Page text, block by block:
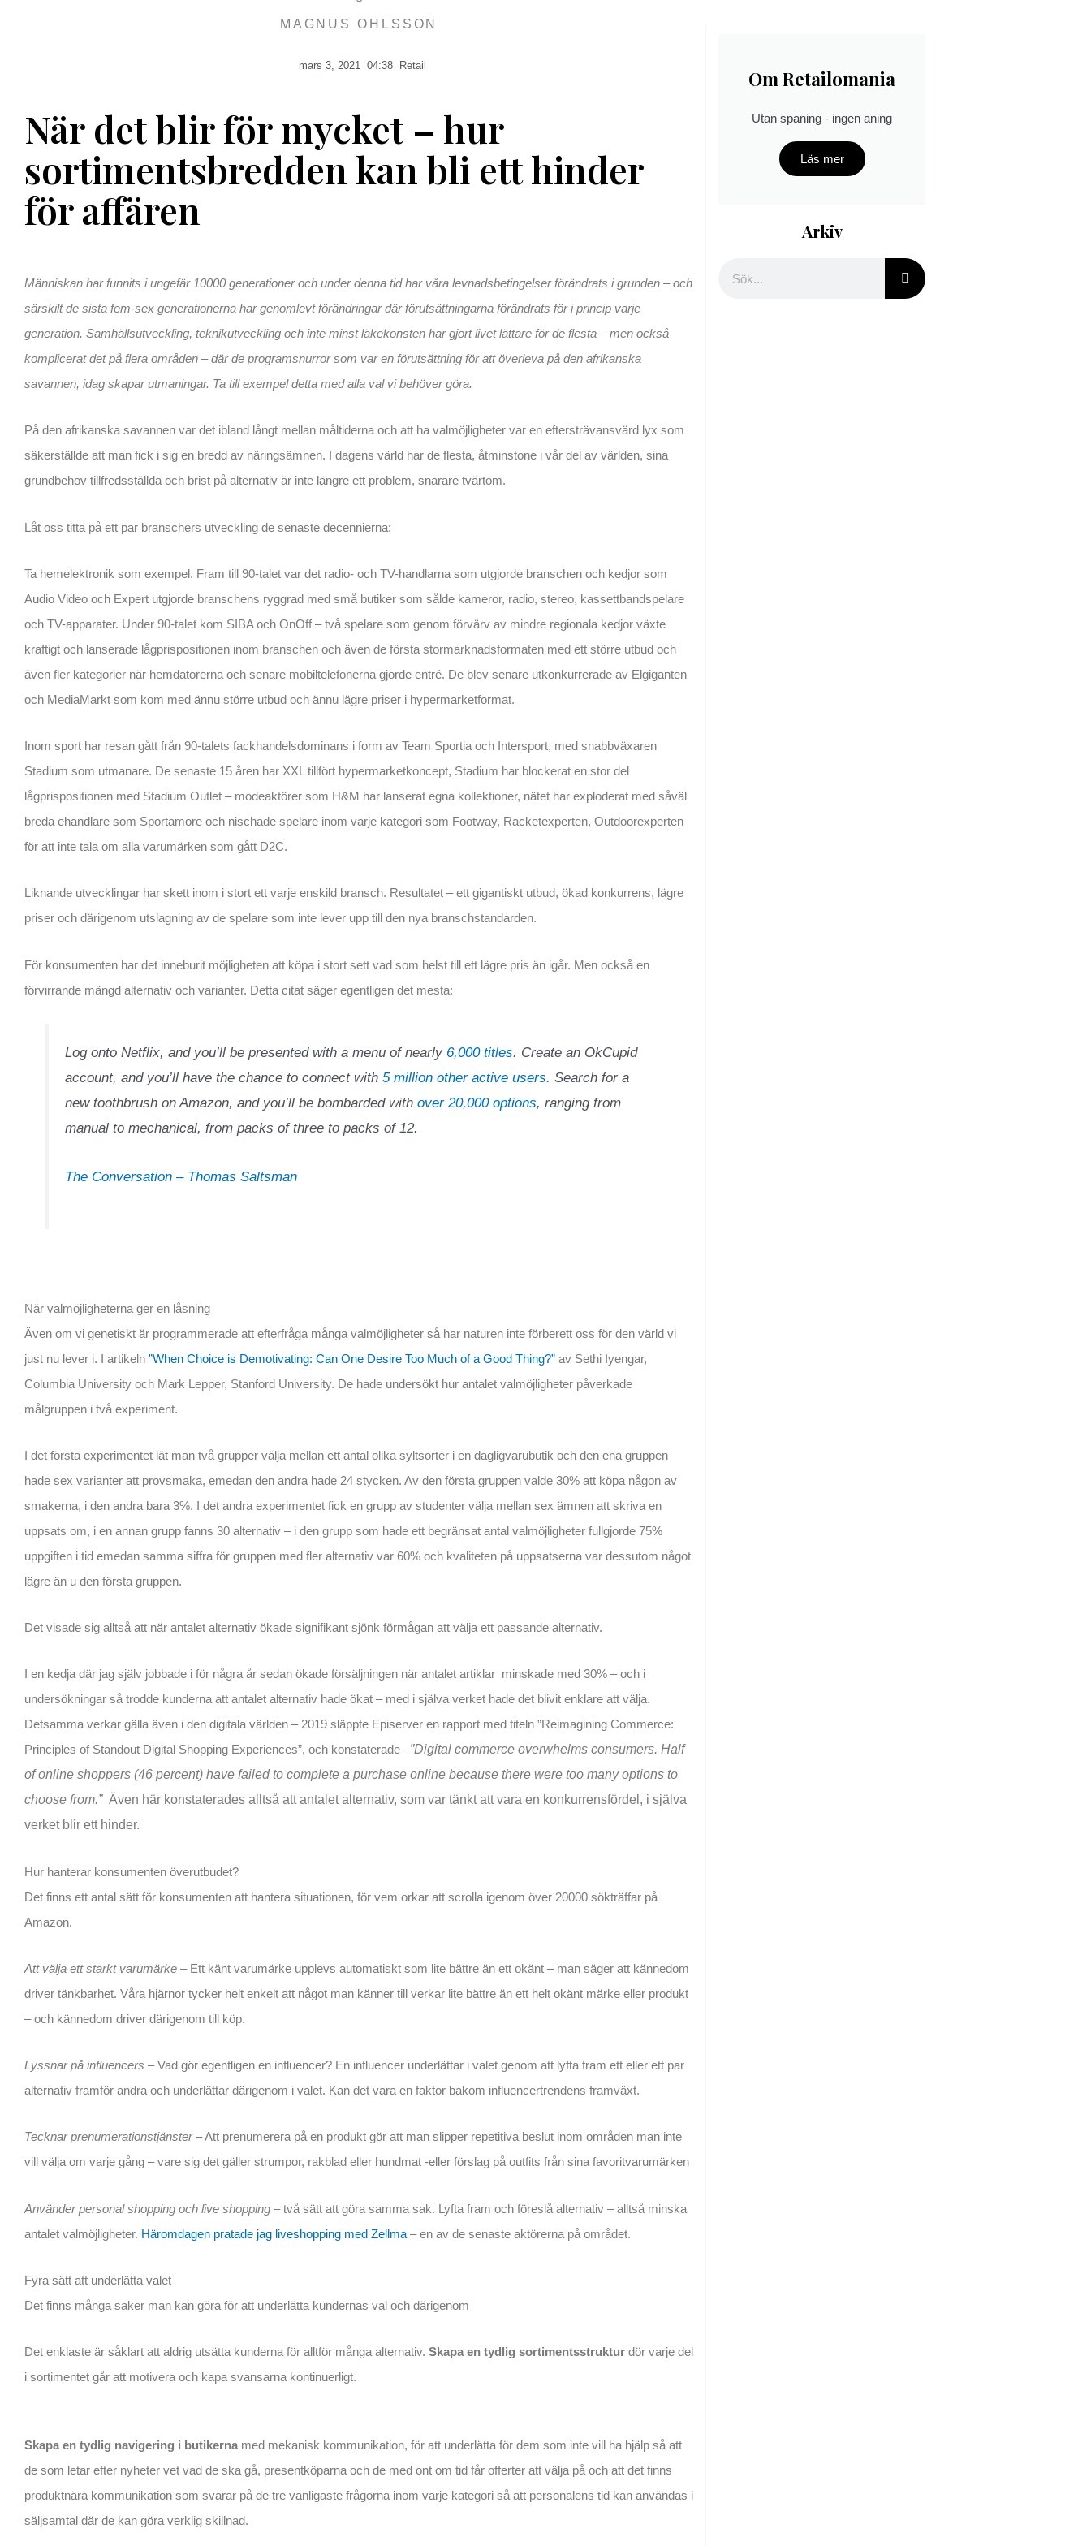
MAGNUS OHLSSON
mars 3, 2021 04:38 Retail
När det blir för mycket – hur
sortimentsbredden kan bli ett hinder
för affären
Människan har funnits i ungefär 10000 generationer och under denna tid har våra levnadsbetingelser förändrats i grunden – och
särskilt de sista fem-sex generationerna har genomlevt förändringar där förutsättningarna förändrats för i princip varje
generation. Samhällsutveckling, teknikutveckling och inte minst läkekonsten har gjort livet lättare för de flesta – men också
komplicerat det på flera områden – där de programsnurror som var en förutsättning för att överleva på den afrikanska
savannen, idag skapar utmaningar. Ta till exempel detta med alla val vi behöver göra.
På den afrikanska savannen var det ibland långt mellan måltiderna och att ha valmöjligheter var en eftersträvansvärd lyx som
säkerställde att man fick i sig en bredd av näringsämnen. I dagens värld har de flesta, åtminstone i vår del av världen, sina
grundbehov tillfredsställda och brist på alternativ är inte längre ett problem, snarare tvärtom.
Låt oss titta på ett par branschers utveckling de senaste decennierna:
Ta hemelektronik som exempel. Fram till 90-talet var det radio- och TV-handlarna som utgjorde branschen och kedjor som
Audio Video och Expert utgjorde branschens ryggrad med små butiker som sålde kameror, radio, stereo, kassettbandspelare
och TV-apparater. Under 90-talet kom SIBA och OnOff – två spelare som genom förvärv av mindre regionala kedjor växte
kraftigt och lanserade lågprispositionen inom branschen och även de första stormarknadsformaten med ett större utbud och
även fler kategorier när hemdatorerna och senare mobiltelefonerna gjorde entré. De blev senare utkonkurrerade av Elgiganten
och MediaMarkt som kom med ännu större utbud och ännu lägre priser i hypermarketformat.
Inom sport har resan gått från 90-talets fackhandelsdominans i form av Team Sportia och Intersport, med snabbväxaren
Stadium som utmanare. De senaste 15 åren har XXL tillfört hypermarketkoncept, Stadium har blockerat en stor del
lågprispositionen med Stadium Outlet – modeaktörer som H&M har lanserat egna kollektioner, nätet har exploderat med såväl
breda ehandlare som Sportamore och nischade spelare inom varje kategori som Footway, Racketexperten, Outdoorexperten
för att inte tala om alla varumärken som gått D2C.
Liknande utvecklingar har skett inom i stort ett varje enskild bransch. Resultatet – ett gigantiskt utbud, ökad konkurrens, lägre
priser och därigenom utslagning av de spelare som inte lever upp till den nya branschstandarden.
För konsumenten har det inneburit möjligheten att köpa i stort sett vad som helst till ett lägre pris än igår. Men också en
förvirrande mängd alternativ och varianter. Detta citat säger egentligen det mesta:
Log onto Netflix, and you’ll be presented with a menu of nearly 6,000 titles. Create an OkCupid
account, and you’ll have the chance to connect with 5 million other active users. Search for a
new toothbrush on Amazon, and you’ll be bombarded with over 20,000 options, ranging from
manual to mechanical, from packs of three to packs of 12.
The Conversation – Thomas Saltsman
När valmöjligheterna ger en låsning
Även om vi genetiskt är programmerade att efterfråga många valmöjligheter så har naturen inte förberett oss för den värld vi
just nu lever i. I artikeln ”When Choice is Demotivating: Can One Desire Too Much of a Good Thing?” av Sethi Iyengar,
Columbia University och Mark Lepper, Stanford University. De hade undersökt hur antalet valmöjligheter påverkade
målgruppen i två experiment.
I det första experimentet lät man två grupper välja mellan ett antal olika syltsorter i en dagligvarubutik och den ena gruppen
hade sex varianter att provsmaka, emedan den andra hade 24 stycken. Av den första gruppen valde 30% att köpa någon av
smakerna, i den andra bara 3%. I det andra experimentet fick en grupp av studenter välja mellan sex ämnen att skriva en
uppsats om, i en annan grupp fanns 30 alternativ – i den grupp som hade ett begränsat antal valmöjligheter fullgjorde 75%
uppgiften i tid emedan samma siffra för gruppen med fler alternativ var 60% och kvaliteten på uppsatserna var dessutom något
lägre än u den första gruppen.
Det visade sig alltså att när antalet alternativ ökade signifikant sjönk förmågan att välja ett passande alternativ.
I en kedja där jag själv jobbade i för några år sedan ökade försäljningen när antalet artiklar minskade med 30% – och i
undersökningar så trodde kunderna att antalet alternativ hade ökat – med i själva verket hade det blivit enklare att välja.
Detsamma verkar gälla även i den digitala världen – 2019 släppte Episerver en rapport med titeln ”Reimagining Commerce:
Principles of Standout Digital Shopping Experiences”, och konstaterade –”Digital commerce overwhelms consumers. Half
of online shoppers (46 percent) have failed to complete a purchase online because there were too many options to
choose from.” Även här konstaterades alltså att antalet alternativ, som var tänkt att vara en konkurrensfördel, i själva
verket blir ett hinder.
Hur hanterar konsumenten överutbudet?
Det finns ett antal sätt för konsumenten att hantera situationen, för vem orkar att scrolla igenom över 20000 sökträffar på
Amazon.
Att välja ett starkt varumärke – Ett känt varumärke upplevs automatiskt som lite bättre än ett okänt – man säger att kännedom
driver tänkbarhet. Våra hjärnor tycker helt enkelt att något man känner till verkar lite bättre än ett helt okänt märke eller produkt
– och kännedom driver därigenom till köp.
Lyssnar på influencers – Vad gör egentligen en influencer? En influencer underlättar i valet genom att lyfta fram ett eller ett par
alternativ framför andra och underlättar därigenom i valet. Kan det vara en faktor bakom influencertrendens framväxt.
Tecknar prenumerationstjänster– Att prenumerera på en produkt gör att man slipper repetitiva beslut inom områden man inte
vill välja om varje gång – vare sig det gäller strumpor, rakblad eller hundmat -eller förslag på outfits från sina favoritvarumärken
Använder personal shopping och live shopping – två sätt att göra samma sak. Lyfta fram och föreslå alternativ – alltså minska
antalet valmöjligheter. Häromdagen pratade jag liveshopping med Zellma – en av de senaste aktörerna på området.
Fyra sätt att underlätta valet
Det finns många saker man kan göra för att underlätta kundernas val och därigenom
Det enklaste är såklart att aldrig utsätta kunderna för alltför många alternativ. Skapa en tydlig sortimentsstruktur dör varje del
i sortimentet går att motivera och kapa svansarna kontinuerligt.
Skapa en tydlig navigering i butikerna med mekanisk kommunikation, för att underlätta för dem som inte vill ha hjälp så att
de som letar efter nyheter vet vad de ska gå, presentköparna och de med ont om tid får offerter att välja på och att det finns
produktnära kommunikation som svarar på de tre vanligaste frågorna inom varje kategori så att personalens tid kan användas i
säljsamtal där de kan göra verklig skillnad.
Om Retailomania
Utan spaning - ingen aning
Läs mer
Arkiv